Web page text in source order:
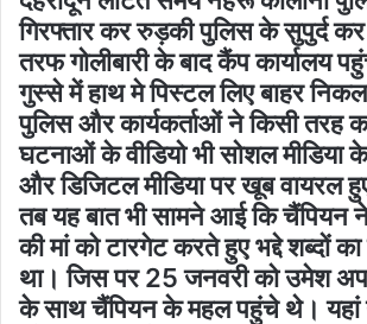
गिरफ्तार कर रुड़की पुलिस के सुपुर्द कर
तरफ गोलीबारी के बाद कैंप कार्यालय
गुस्से में हाथ मे पिस्टल लिए बाहर
पुलिस और कार्यकर्ताओं ने किसी तरह
घटनाओं के वीडियो भी सोशल मीडिया के
और डिजिटल मीडिया पर खूब वायरल
तब यह बात भी सामने आई कि चैंपियन
की मां को टारगेट करते हुए भद्दे शब्दों का
था। जिस पर 25 जनवरी को उमेश
के साथ चैंपियन के महल पहुंचे थे। यहां